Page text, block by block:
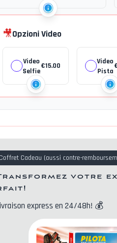
🎥Opzioni Video
Video
Selfie
€15.00
Video
Pista
Cadeau (aussi contre-
votre
express en 24/48h! 💰